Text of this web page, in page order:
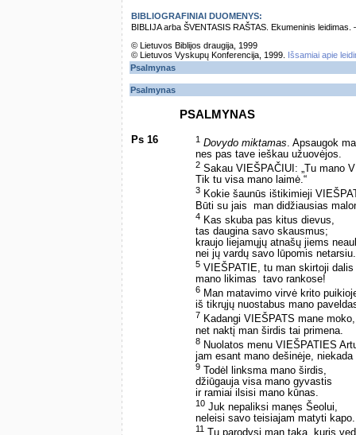
BIBLIOGRAFINIAI DUOMENYS:
BIBLIJA arba ŠVENTASIS RAŠTAS. Ekumeninis
© Lietuvos Biblijos draugija, 1999
© Lietuvos Vyskupų Konferencija, 1999.
Išsamiai apie
Psalmynas
Psalmynas
PSALMYNAS
Ps 16 1 Dovydo miktamas. Apsaugok
nes pas tave ieškau užuovėjos.
2 Sakau VIEŠPAČIUI: „Tu mano
Tik tu visa mano laimė.“
3 Kokie šaunūs ištikimieji
Būti su jais ­ man didžiausias
4 Kas skuba pas kitus dievus,
tas daugina savo skausmus;
kraujo liejamųjų atnašų jiems
nei jų vardų savo lūpomis netarsiu.
5 VIEŠPATIE, tu man skirtoji dalis
mano likimas ­ tavo rankose!
6 Man matavimo virvė krito
iš tikrųjų nuostabus mano
7 Kadangi VIEŠPATS mane
net naktį man širdis tai primena.
8 Nuolatos menu VIEŠPATIES
jam esant mano dešinėje, niekada
9 Todėl linksma mano širdis,
džiūgauja visa mano gyvastis
ir ramiai ilsisi mano kūnas.
10 Juk nepaliksi manęs Šeolui,
neleisi savo teisiajam matyti kapo.
11